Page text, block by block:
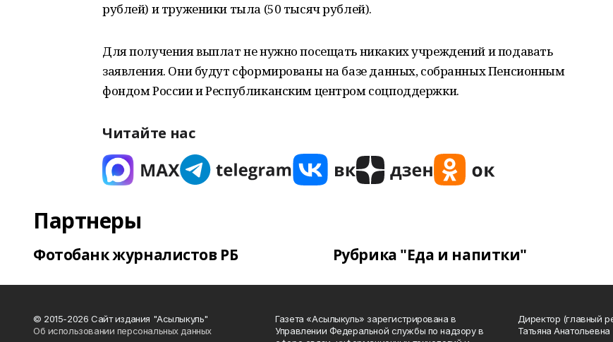
рублей) и труженики тыла (50 тысяч рублей).
Для получения выплат не нужно посещать никаких учреждений и подавать
заявления. Они будут сформированы на базе данных, собранных Пенсионным
фондом России и Республиканским центром соцподдержки.
Читайте нас
Партнеры
Фотобанк журналистов РБ Рубрика "Еда и напитки"
© 2015-2026 Сайт издания "Асылыкуль"
Об использовании персональных данных
Газета «Асылыкуль» зарегистрирована в
Управлении Федеральной службы по надзору в
Директор (главный
Татьяна Анатольевна